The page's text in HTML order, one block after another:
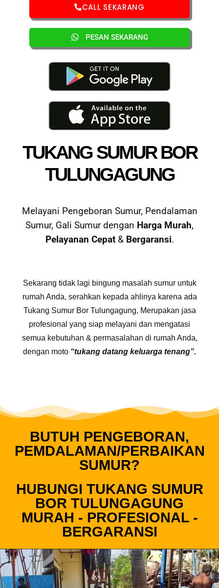
TUKANG SUMUR BOR
TULUNGAGUNG
Melayani Pengeboran Sumur, Pendalaman
Sumur, Gali Sumur dengan Harga Murah,
Pelayanan Cepat& Bergaransi.
Sekarang tidak lagi bingung masalah sumur untuk
rumah Anda, serahkan kepada ahlinya karena ada
Tukang Sumur Bor Tulungagung, Merupakan jasa
profesional yang siap melayani dan mengatasi
semua kebutuhan & permasalahan di rumah Anda,
dengan moto “tukang datang keluarga tenang”.
CALL SEKARANG
PESAN SEKARANG
BUTUH PENGEBORAN,
PEMDALAMAN/PERBAIKAN
SUMUR?
HUBUNGI TUKANG SUMUR
BOR TULUNGAGUNG
MURAH - PROFESIONAL -
BERGARANSI